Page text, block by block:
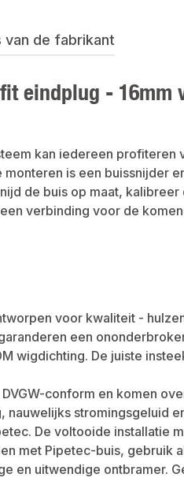
van de fabrikant
eindplug - 16mm
kan iedereen
is een buissnijder
de buis op maat,
verbinding voor de
voor kwaliteit -
een
wigdichting. De juiste
conform en komen
stromingsgeluid
De voltooide installatie
met Pipetec-buis, gebruik
en uitwendige ontbramer.